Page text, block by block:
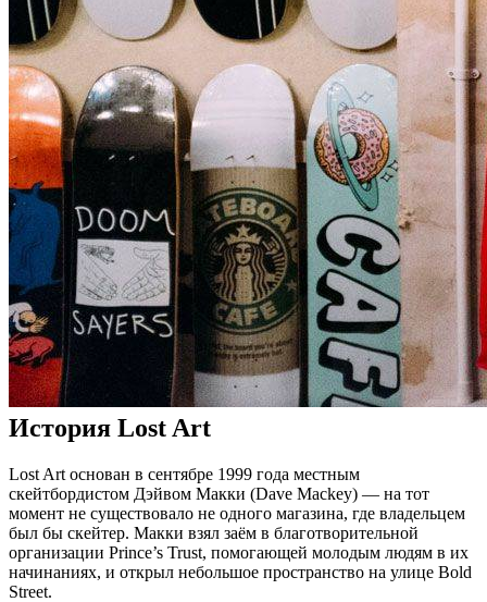
История Lost Art
Lost Art основан в сентябре 1999 года местным
скейтбордистом Дэйвом Макки (Dave Mackey) — на тот
момент не существовало не одного магазина, где владельцем
был бы скейтер. Макки взял заём в благотворительной
организации Prince’s Trust, помогающей молодым людям в их
начинаниях, и открыл небольшое пространство на улице Bold
Street.